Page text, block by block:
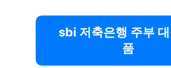
sbi 저축은행 주부
품